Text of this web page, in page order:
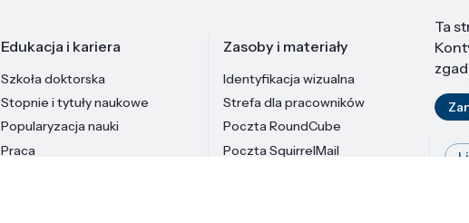
Edukacja i kariera
Szkoła doktorska
Stopnie i tytuły naukowe
Popularyzacja nauki
Praca
Zasoby i materiały
Identyfikacja wizualna
Strefa dla pracowników
Poczta RoundCube
Poczta SquirrelMail
ul.
01-
Ta